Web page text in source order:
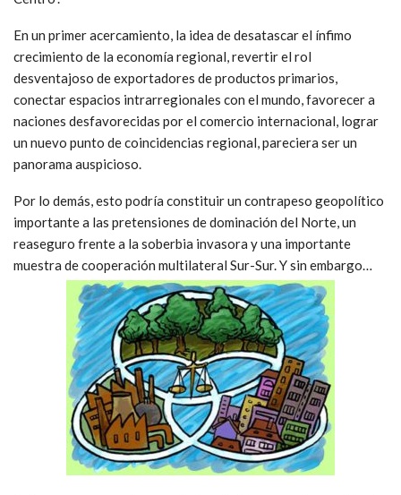
En un primer acercamiento, la idea de desatascar el ínfimo
crecimiento de la economía regional, revertir el rol
desventajoso de exportadores de productos primarios,
conectar espacios intrarregionales con el mundo, favorecer a
naciones desfavorecidas por el comercio internacional, lograr
un nuevo punto de coincidencias regional, pareciera ser un
panorama auspicioso.
Por lo demás, esto podría constituir un contrapeso geopolítico
importante a las pretensiones de dominación del Norte, un
reaseguro frente a la soberbia invasora y una importante
muestra de cooperación multilateral Sur-Sur. Y sin embargo…